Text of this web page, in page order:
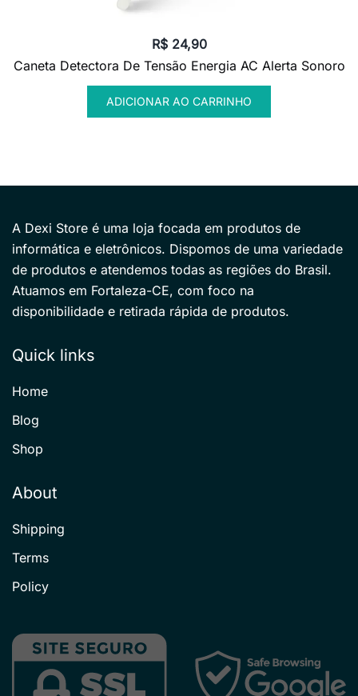
R$24,90
Caneta Detectora De Tensão Energia AC Alerta Sonoro
ADICIONAR AO CARRINHO
A Dexi Store é uma loja focada em produtos de
informática e eletrônicos. Dispomos de uma variedade
de produtos e atendemos todas as regiões do Brasil.
Atuamos em Fortaleza-CE, com foco na
disponibilidade e retirada rápida de produtos.
Quick links
Home
Blog
Shop
About
Shipping
Terms
Policy